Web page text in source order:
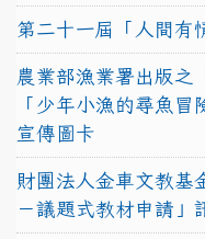
第二十一屆「人間有
農業部漁業署出版之
「少年小漁的尋魚
宣傳圖卡
財團法人金車文教基
－議題式教材申請」